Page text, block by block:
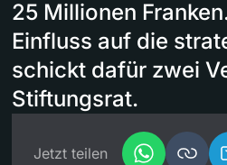
25 Millionen
Einfluss auf die
schickt dafür zwei
Stiftungsrat.
Jetzt teilen